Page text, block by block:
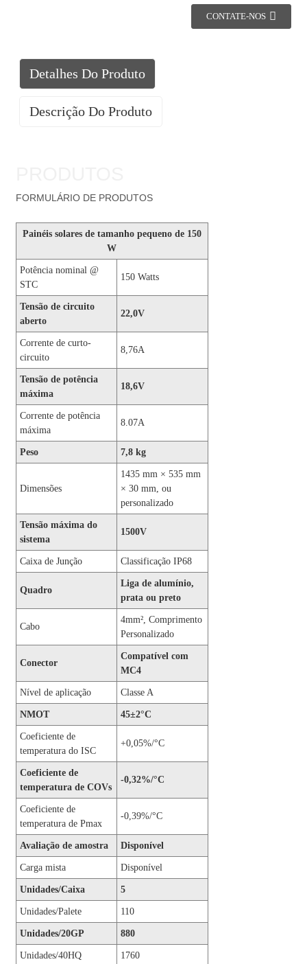
CONTATE-NOS
Detalhes Do Produto
Descrição Do Produto
FORMULÁRIO DE PRODUTOS
Painéis solares de tamanho pequeno de 150
W
Potência nominal @
STC
150 Watts
Tensão de circuito
aberto
22,0V
Corrente de curto-
circuito
8,76A
Tensão de potência
máxima
18,6V
Corrente de potência
máxima
8.07A
Peso 7,8 kg
Dimensões
1435 mm × 535 mm
× 30 mm, ou
personalizado
Tensão máxima do
sistema
1500V
Caixa de Junção Classificação IP68
Quadro
Liga de alumínio,
prata ou preto
Cabo
4mm², Comprimento
Personalizado
Conector
Compatível com
MC4
Nível de aplicação Classe A
NMOT 45±2°C
Coeficiente de
temperatura do ISC
+0,05%/°C
Coeficiente de
temperatura de COVs
-0,32%/°C
Coeficiente de
temperatura de Pmax
-0,39%/°C
Avaliação de amostra Disponível
Carga mista Disponível
Unidades/Caixa 5
Unidades/Palete 110
Unidades/20GP 880
Unidades/40HQ 1760